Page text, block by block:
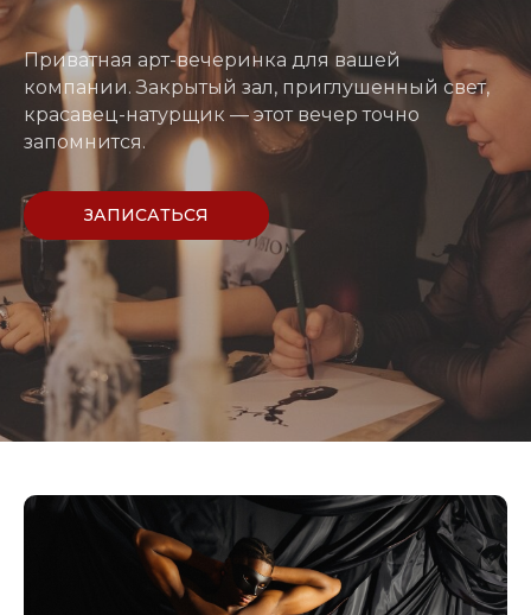
Приватная арт-вечеринка для вашей
компании. Закрытый зал, приглушенный свет,
красавец-натурщик — этот вечер точно
запомнится.
ЗАПИСАТЬСЯ